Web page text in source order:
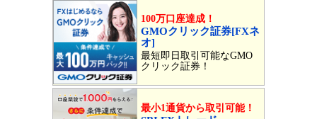
100万口座達成！
GMOクリック証券[FXネ
オ]
最短即日取引可能なGMO
クリック証券！
最小1通貨から取引可能！